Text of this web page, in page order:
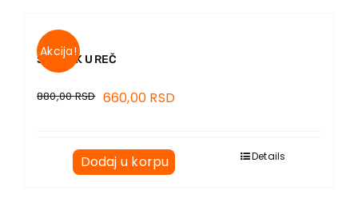
Akcija!
SILAZAK U REČ
880,00RSD 660,00 RSD
Dodaj u korpu Details